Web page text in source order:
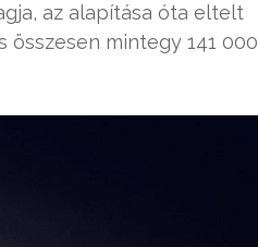
az alapítása óta eltelt
mintegy 141 000